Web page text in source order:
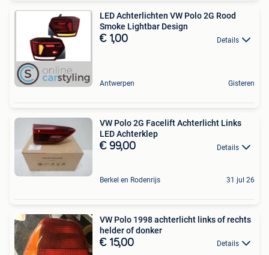
LED Achterlichten VW Polo 2G Rood
Smoke Lightbar Design
€ 1,00 Details
Antwerpen Gisteren
VW Polo 2G Facelift Achterlicht Links
LED Achterklep
€ 99,00 Details
Berkel en Rodenrijs 31 jul 26
VW Polo 1998 achterlicht links of rechts
helder of donker
€ 15,00 Details